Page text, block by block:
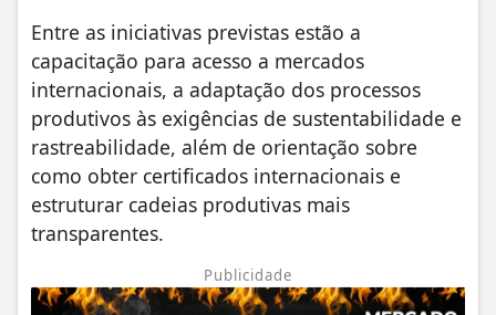
Entre as iniciativas previstas estão a
capacitação para acesso a mercados
internacionais, a adaptação dos processos
produtivos às exigências de sustentabilidade e
rastreabilidade, além de orientação sobre
como obter certificados internacionais e
estruturar cadeias produtivas mais
transparentes.
Publicidade